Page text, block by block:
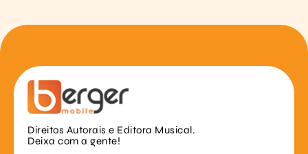
Direitos Autorais e Editora Musical.
Deixa com a gente!